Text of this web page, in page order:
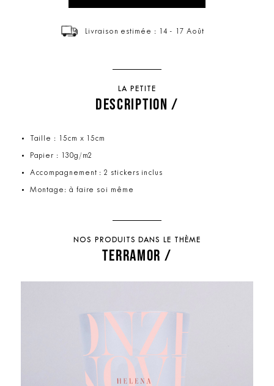
Livraison estimée : 14 - 17 Août
LA PETITE
DESCRIPTION /
Taille : 15cm x 15cm
Papier : 130g/m2
Accompagnement : 2 stickers inclus
Montage: à faire soi même
NOS PRODUITS DANS LE THÈME
TERRAMOR /